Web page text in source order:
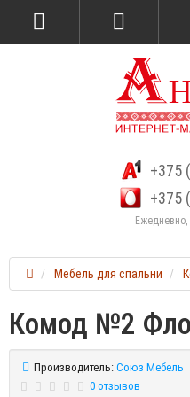
+375
+375
Мебель для спальни
Комод №2
Производитель: Союз Мебель
0 отзывов